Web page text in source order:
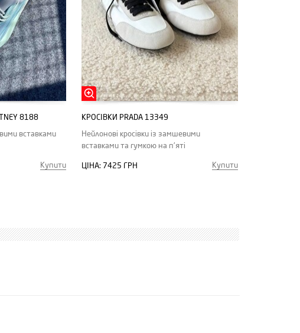
8188
вставками
Купити
КРОСІВКИ PRADA 13349
Нейлонові кросівки із замшевими
вставками та гумкою на п'яті
ЦІНА: 7425 ГРН Купити